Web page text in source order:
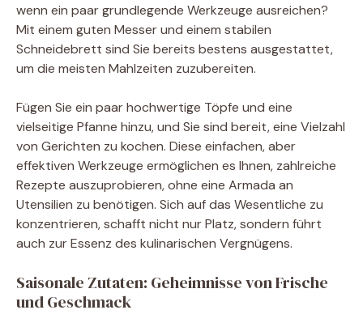
wenn ein paar grundlegende Werkzeuge ausreichen?
Mit einem guten Messer und einem stabilen
Schneidebrett sind Sie bereits bestens ausgestattet,
um die meisten Mahlzeiten zuzubereiten.
Fügen Sie ein paar hochwertige Töpfe und eine
vielseitige Pfanne hinzu, und Sie sind bereit, eine Vielzahl
von Gerichten zu kochen. Diese einfachen, aber
effektiven Werkzeuge ermöglichen es Ihnen, zahlreiche
Rezepte auszuprobieren, ohne eine Armada an
Utensilien zu benötigen. Sich auf das Wesentliche zu
konzentrieren, schafft nicht nur Platz, sondern führt
auch zur Essenz des kulinarischen Vergnügens.
Saisonale Zutaten: Geheimnisse von Frische
und Geschmack